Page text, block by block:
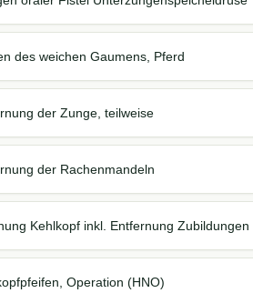
des weichen Gaumens, Pferd
der Zunge, teilweise
der Rachenmandeln
Kehlkopf inkl. Entfernung Zubildungen
Operation (HNO)